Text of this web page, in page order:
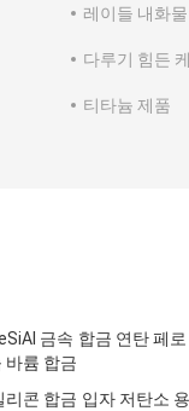
레이들 내화
다루기 힘든
티타늄 제품
금속 합금 연탄 페로
바륨 합금
콘 합금 입자 저탄소